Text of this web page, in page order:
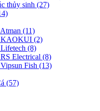
thủy sinh (27)
(11)
KAOKUI (2)
(8)
Electrical (8)
Fish (13)
(57)